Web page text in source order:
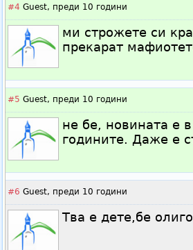
#4 Guest, преди 10 години
ми строжете си
прекарат
#5 Guest, преди 10 години
не бе, новината е
годините. Даже е
#6 Guest, преди 10 години
Тва е дете,бе